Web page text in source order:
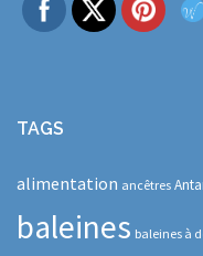
TAGS
alimentation ancêtres
baleines baleines à